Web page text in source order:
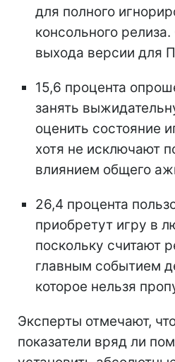
для полного
консольного
выхода версии для
15,6 процента
занять
оценить состояние
хотя не исключают
влиянием общего
26,4 процента
приобретут игру в
поскольку считают
главным событием
которое нельзя
Эксперты отмечают,
показатели вряд ли